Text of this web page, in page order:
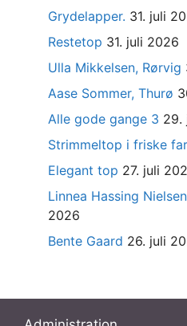
Grydelapper. 31. juli
Restetop 31. juli 2026
Ulla Mikkelsen, Rørvig
Aase Sommer, Thurø
Alle gode gange 3 29.
Strimmeltop i friske
Elegant top 27. juli
Linnea Hassing
2026
Bente Gaard 26. juli